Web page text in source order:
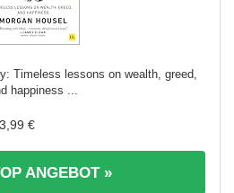
Timeless lessons on wealth, greed,
happiness ...
€
ANGEBOT »